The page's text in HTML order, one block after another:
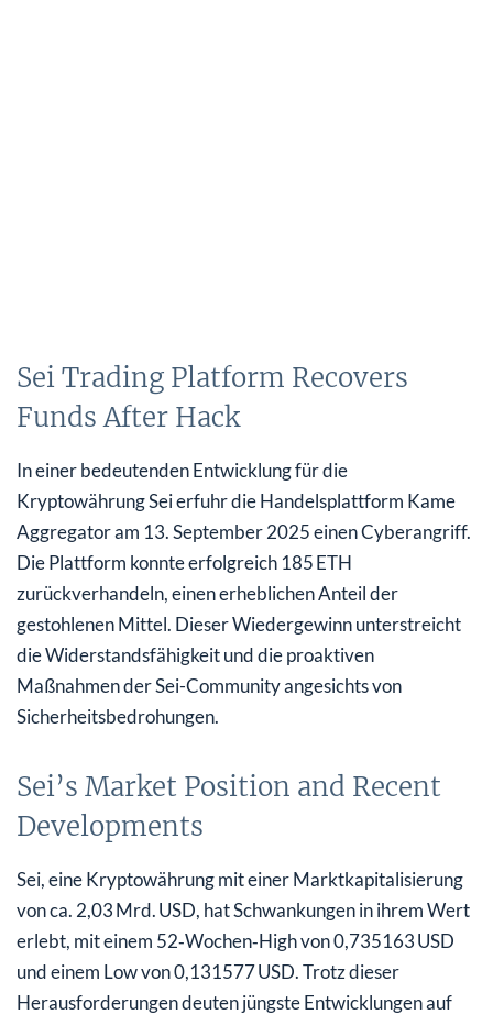
Sei Trading Platform Recovers
Funds After Hack
In einer bedeutenden Entwicklung für die
Kryptowährung Sei erfuhr die Handelsplattform Kame
Aggregator am 13. September 2025 einen Cyberangriff.
Die Plattform konnte erfolgreich 185 ETH
zurückverhandeln, einen erheblichen Anteil der
gestohlenen Mittel. Dieser Wiedergewinn unterstreicht
die Widerstandsfähigkeit und die proaktiven
Maßnahmen der Sei-Community angesichts von
Sicherheitsbedrohungen.
Sei’s Market Position and Recent
Developments
Sei, eine Kryptowährung mit einer Marktkapitalisierung
von ca. 2,03 Mrd. USD, hat Schwankungen in ihrem Wert
erlebt, mit einem 52‑Wochen‑High von 0,735163 USD
und einem Low von 0,131577 USD. Trotz dieser
Herausforderungen deuten jüngste Entwicklungen auf